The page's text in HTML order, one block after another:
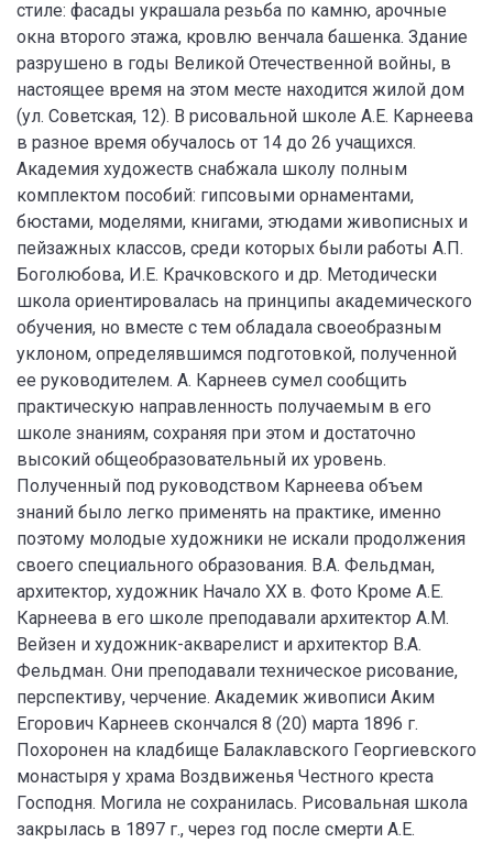
стиле: фасады украшала резьба по камню, арочные
окна второго этажа, кровлю венчала башенка. Здание
разрушено в годы Великой Отечественной войны, в
настоящее время на этом месте находится жилой дом
(ул. Советская, 12). В рисовальной школе А.Е. Карнеева
в разное время обучалось от 14 до 26 учащихся.
Академия художеств снабжала школу полным
комплектом пособий: гипсовыми орнаментами,
бюстами, моделями, книгами, этюдами живописных и
пейзажных классов, среди которых были работы А.П.
Боголюбова, И.Е. Крачковского и др. Методически
школа ориентировалась на принципы академического
обучения, но вместе с тем обладала своеобразным
уклоном, определявшимся подготовкой, полученной
ее руководителем. А. Карнеев сумел сообщить
практическую направленность получаемым в его
школе знаниям, сохраняя при этом и достаточно
высокий общеобразовательный их уровень.
Полученный под руководством Карнеева объем
знаний было легко применять на практике, именно
поэтому молодые художники не искали продолжения
своего специального образования. В.А. Фельдман,
архитектор, художник Начало XX в. Фото Кроме А.Е.
Карнеева в его школе преподавали архитектор А.М.
Вейзен и художник-акварелист и архитектор В.А.
Фельдман. Они преподавали техническое рисование,
перспективу, черчение. Академик живописи Аким
Егорович Карнеев скончался 8 (20) марта 1896 г.
Похоронен на кладбище Балаклавского Георгиевского
монастыря у храма Воздвиженья Честного креста
Господня. Могила не сохранилась. Рисовальная школа
закрылась в 1897 г., через год после смерти А.Е.